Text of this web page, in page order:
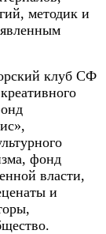
методик и
клуб СФ
фонд
власти,
и